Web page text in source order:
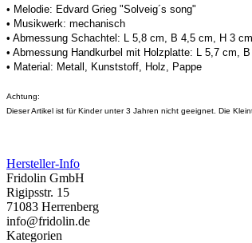
• Melodie: Edvard Grieg "Solveig´s song"
• Musikwerk: mechanisch
• Abmessung Schachtel: L 5,8 cm, B 4,5 cm, H 3
• Abmessung Handkurbel mit Holzplatte: L 5,7 cm,
• Material: Metall, Kunststoff, Holz, Pappe
Achtung:
Dieser Artikel ist für Kinder unter 3 Jahren nicht geeignet. Die
Hersteller-Info
Fridolin GmbH
Rigipsstr. 15
71083 Herrenberg
info@fridolin.de
Kategorien